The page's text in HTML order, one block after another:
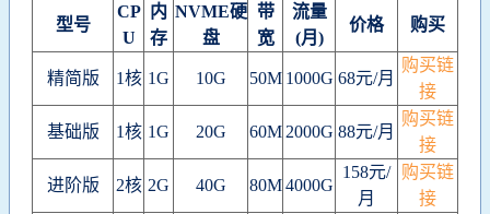
型号
CP
U
内
存
NVME硬
盘
带
宽
流量
(月)
价格 购买
精简版 1核 1G 10G 50M 1000G 68元/月
购买链
接
基础版 1核 1G 20G 60M 2000G 88元/月
购买链
接
进阶版 2核 2G 40G 80M 4000G
158元/
月
购买链
接